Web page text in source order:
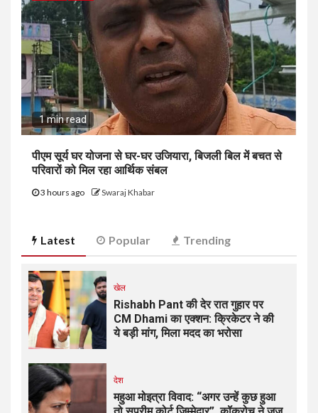
1 min read
पीएम सूर्य घर योजना से घर-घर उजियारा, बिजली बिल में बचत से
परिवारों को मिल रहा आर्थिक संबल
3 hours ago Swaraj Khabar
Latest Popular Trending
खेल
Rishabh Pant की देर रात गुहार पर
CM Dhami का एक्शन: क्रिकेटर ने की
ये बड़ी मांग, मिला मदद का भरोसा
देश
महुआ मोइत्रा विवाद: “अगर उन्हें कुछ हुआ